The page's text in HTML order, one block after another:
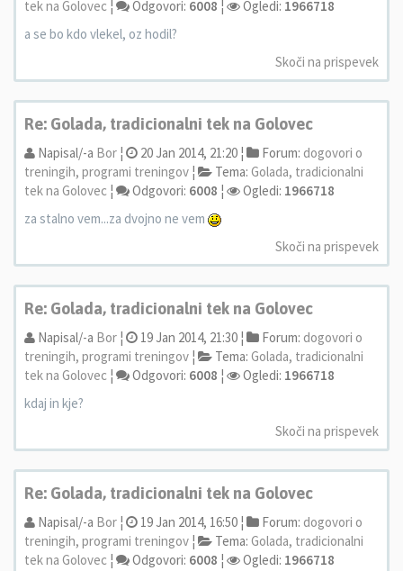
tek na Golovec ¦ Odgovori: 6008 ¦ Ogledi: 1966718
a se bo kdo vlekel, oz hodil?
Skoči na prispevek
Re: Golada, tradicionalni tek na Golovec
Napisal/-a Bor ¦ 20 Jan 2014, 21:20 ¦ Forum: dogovori o
treningih, programi treningov ¦ Tema: Golada, tradicionalni
tek na Golovec ¦ Odgovori: 6008 ¦ Ogledi: 1966718
za stalno vem...za dvojno ne vem
Skoči na prispevek
Re: Golada, tradicionalni tek na Golovec
Napisal/-a Bor ¦ 19 Jan 2014, 21:30 ¦ Forum: dogovori o
treningih, programi treningov ¦ Tema: Golada, tradicionalni
tek na Golovec ¦ Odgovori: 6008 ¦ Ogledi: 1966718
kdaj in kje?
Skoči na prispevek
Re: Golada, tradicionalni tek na Golovec
Napisal/-a Bor ¦ 19 Jan 2014, 16:50 ¦ Forum: dogovori o
treningih, programi treningov ¦ Tema: Golada, tradicionalni
tek na Golovec ¦ Odgovori: 6008 ¦ Ogledi: 1966718